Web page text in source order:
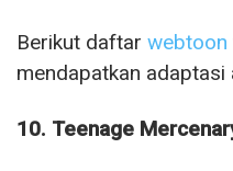
Berikut daftar webtoon
mendapatkan adaptasi
10. Teenage